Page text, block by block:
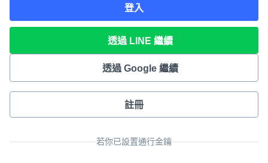
登入
透過 LINE 繼續
透過 Google 繼續
註冊
若你已設置通行金鑰